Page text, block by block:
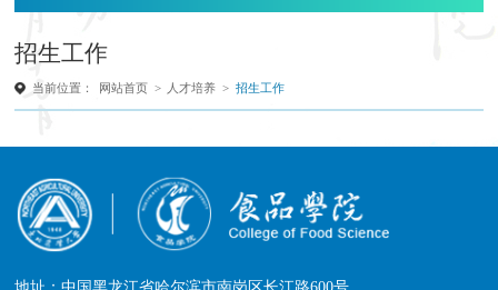
招生工作
当前位置： 网站首页 > 人才培养 > 招生工作